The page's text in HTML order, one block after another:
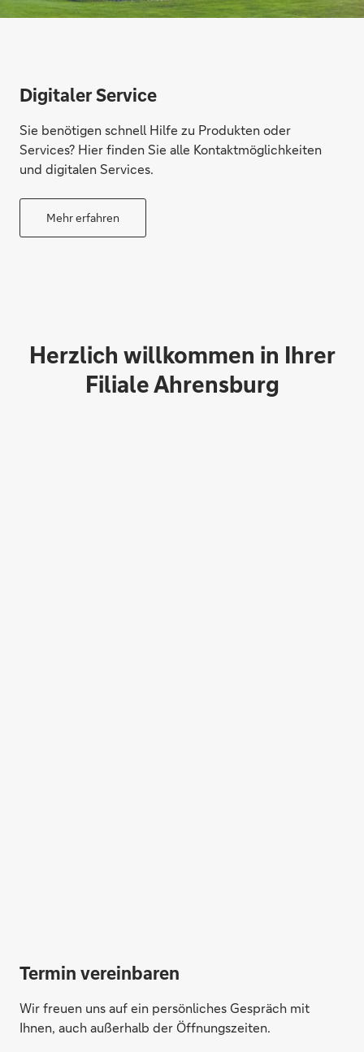
Digitaler Service
Sie benötigen schnell Hilfe zu Produkten oder
Services? Hier finden Sie alle Kontaktmöglichkeiten
und digitalen Services.
Mehr erfahren
Herzlich willkommen in Ihrer
Filiale Ahrensburg
Termin vereinbaren
Wir freuen uns auf ein persönliches Gespräch mit
Ihnen, auch außerhalb der Öffnungszeiten.